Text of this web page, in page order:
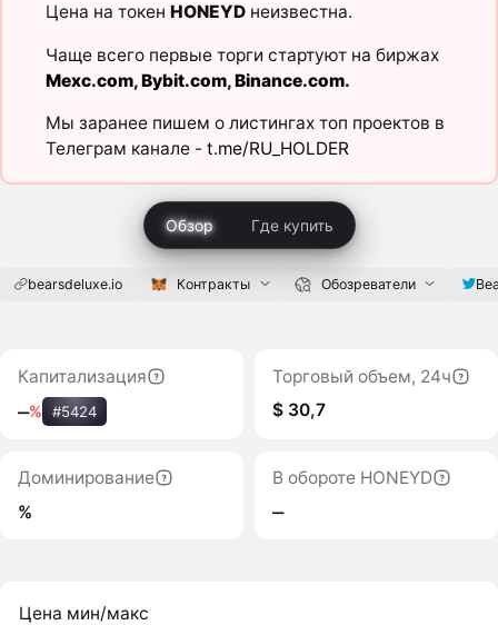
Цена на токен HONEYDнеизвестна.
Чаще всего первые торги стартуют на биржах
Mexc.com,Bybit.com,Binance.com.
Мы заранее пишем о листингах топ проектов в
Телеграм канале - t.me/RU_HOLDER
Обзор Где купить
bearsdeluxe.io Контракты Обозреватели
Капитализация
‒% #5424
Торговый объем, 24ч
$ 30,7
Доминирование
%
В обороте HONEYD
‒
Цена мин/макс